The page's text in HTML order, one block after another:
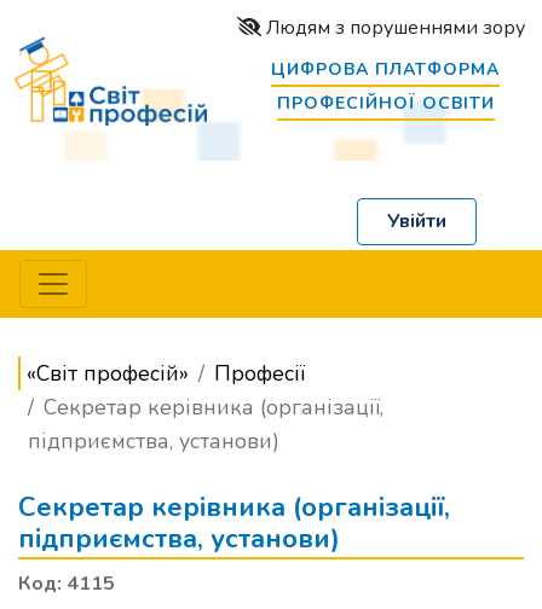
Людям з порушеннями зору
ЦИФРОВА ПЛАТФОРМА
ПРОФЕСІЙНОЇ ОСВІТИ
Увійти
«Світ професій»
Професії
Секретар керівника (організації,
підприємства, установи)
Секретар керівника (організації,
підприємства, установи)
Код: 4115